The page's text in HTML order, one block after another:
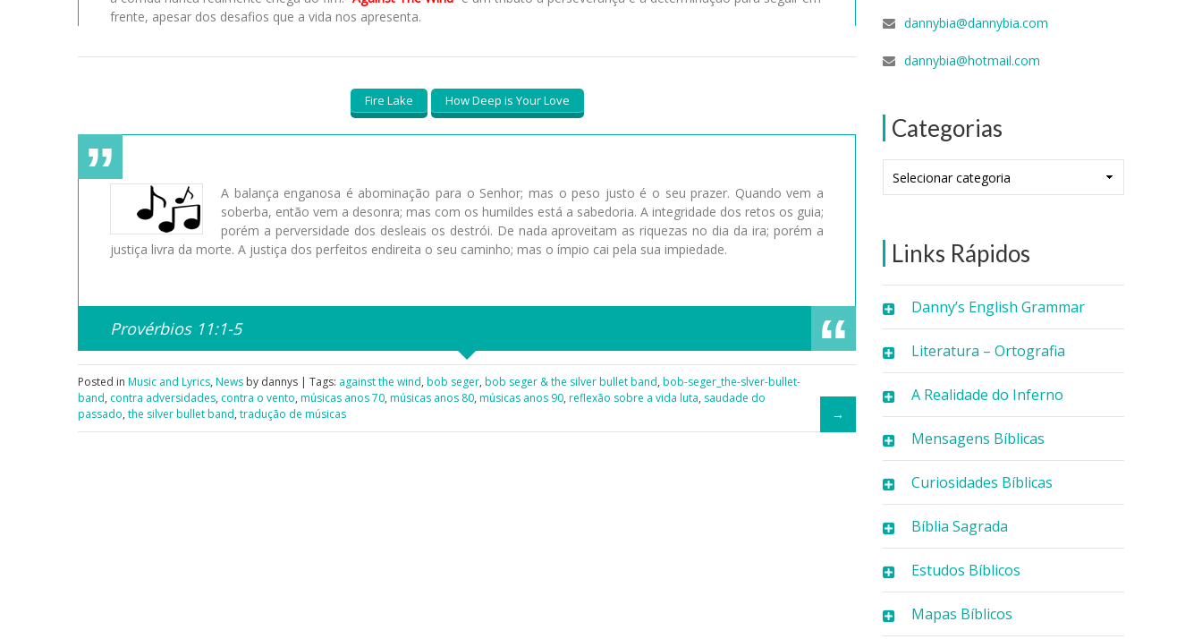
dannybia@dannybia.com
dannybia@hotmail.com
Categorias
Links Rápidos
Danny’s English Grammar
Literatura – Ortografia
A Realidade do Inferno
Mensagens Bíblicas
Curiosidades Bíblicas
Bíblia Sagrada
Estudos Bíblicos
Mapas Bíblicos
frente, apesar dos desafios que a vida nos apresenta.
Fire Lake How Deep is Your Love
A balança enganosa é abominação para o Senhor; mas o peso justo é o seu prazer. Quando vem a
soberba, então vem a desonra; mas com os humildes está a sabedoria. A integridade dos retos os guia;
porém a perversidade dos desleais os destrói. De nada aproveitam as riquezas no dia da ira; porém a
justiça livra da morte. A justiça dos perfeitos endireita o seu caminho; mas o ímpio cai pela sua impiedade.
Provérbios 11:1-5
Posted in Music and Lyrics, News by dannys | Tags: against the wind, bob seger, bob seger & the silver bullet band, bob-seger_the-slver-bullet-
band, contra adversidades, contra o vento, músicas anos 70, músicas anos 80, músicas anos 90, reflexão sobre a vida luta, saudade do
passado, the silver bullet band, tradução de músicas